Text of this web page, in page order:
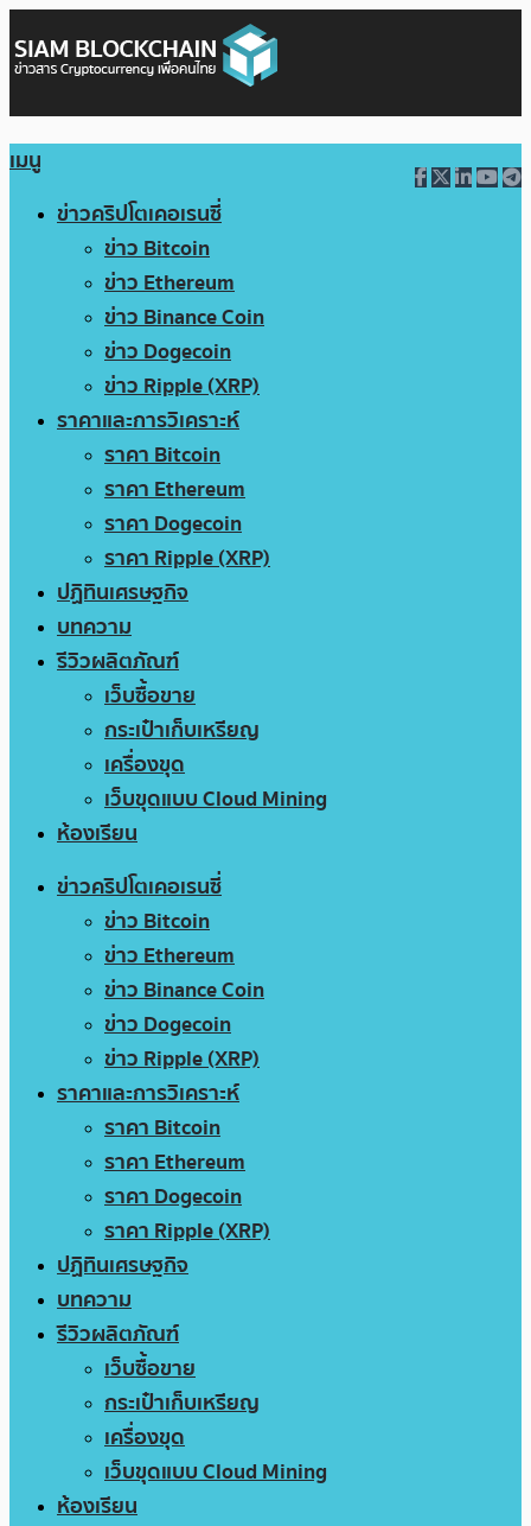
เมนู
ข่าวคริปโตเคอเรนซี่
ข่าว Bitcoin
ข่าว Ethereum
ข่าว Binance Coin
ข่าว Dogecoin
ข่าว Ripple (XRP)
ราคาและการวิเคราะห์
ราคา Bitcoin
ราคา Ethereum
ราคา Dogecoin
ราคา Ripple (XRP)
ปฏิทินเศรษฐกิจ
บทความ
รีวิวผลิตภัณฑ์
เว็บซื้อขาย
กระเป๋าเก็บเหรียญ
เครื่องขุด
เว็บขุดแบบ Cloud Mining
ห้องเรียน
ข่าวคริปโตเคอเรนซี่
ข่าว Bitcoin
ข่าว Ethereum
ข่าว Binance Coin
ข่าว Dogecoin
ข่าว Ripple (XRP)
ราคาและการวิเคราะห์
ราคา Bitcoin
ราคา Ethereum
ราคา Dogecoin
ราคา Ripple (XRP)
ปฏิทินเศรษฐกิจ
บทความ
รีวิวผลิตภัณฑ์
เว็บซื้อขาย
กระเป๋าเก็บเหรียญ
เครื่องขุด
เว็บขุดแบบ Cloud Mining
ห้องเรียน